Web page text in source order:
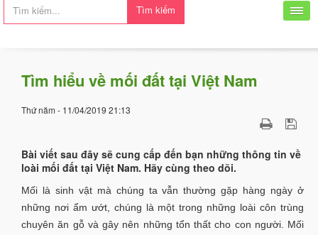
Tìm kiếm
Tìm hiểu về mối đất tại Việt Nam
Thứ năm - 11/04/2019 21:13
Bài viết sau đây sẽ cung cấp đến bạn những thông tin về
loài mối đất tại Việt Nam. Hãy cùng theo dõi.
Mối là sinh vật mà chúng ta vẫn thường gặp hàng ngày ở
những nơi ẩm ướt, chúng là một trong những loài côn trùng
chuyên ăn gỗ và gây nên những tổn thất cho con người. Mối